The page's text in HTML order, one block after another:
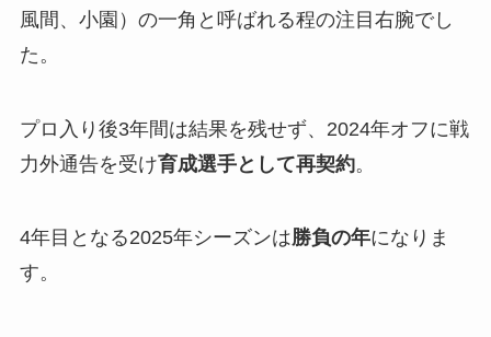
風間、小園）の一角と呼ばれる程の注目右腕でし
た。
プロ入り後3年間は結果を残せず、2024年オフに戦
力外通告を受け育成選手として再契約。
4年目となる2025年シーズンは勝負の年になりま
す。